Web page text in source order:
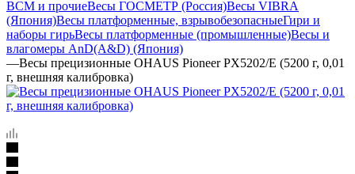
BCM и прочиеВесы ГОСМЕТР (Россия)Весы VIBRA
(Япония)Весы платформенные, взрывобезопасныеГири и
наборы гирьВесы платформенные (промышленные)Весы и
влагомеры AnD(A&D) (Япония)
—Весы прецизионные OHAUS Pioneer PX5202/E (5200 г, 0,01
г, внешняя калибровка)